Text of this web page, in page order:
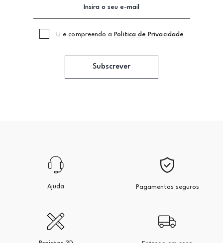
Li e compreendo a Politica de Privacidade
Subscrever
Ajuda Pagamentos seguros